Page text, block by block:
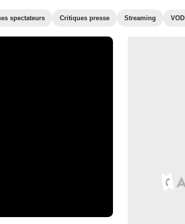
spectateurs Critiques presse Streaming VOD